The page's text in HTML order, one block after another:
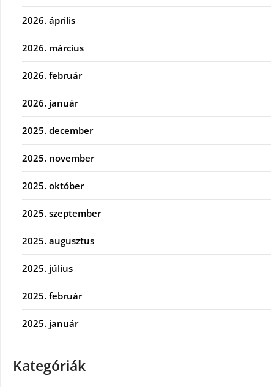
2026. április
2026. március
2026. február
2026. január
2025. december
2025. november
2025. október
2025. szeptember
2025. augusztus
2025. július
2025. február
2025. január
Kategóriák